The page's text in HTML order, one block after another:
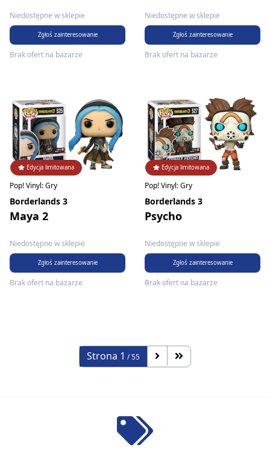
Niedostępne w sklepie
Zgłoś zainteresowanie
Brak ofert na bazarze
Niedostępne w sklepie
Zgłoś zainteresowanie
Brak ofert na bazarze
Edycja limitowana
Pop! Vinyl: Gry
Borderlands 3
Maya 2
Niedostępne w sklepie
Zgłoś zainteresowanie
Brak ofert na bazarze
Edycja limitowana
Pop! Vinyl: Gry
Borderlands 3
Psycho
Niedostępne w sklepie
Zgłoś zainteresowanie
Brak ofert na bazarze
Strona 1 / 55